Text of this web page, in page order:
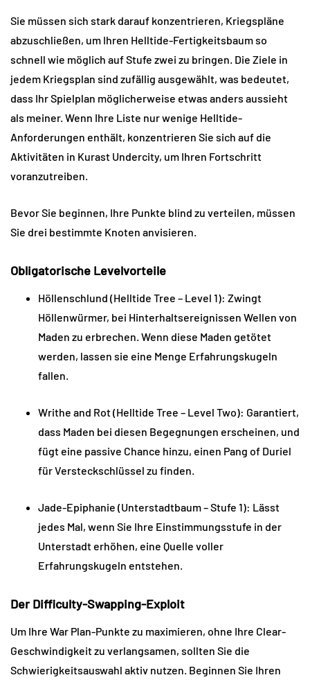
Sie müssen sich stark darauf konzentrieren, Kriegspläne
abzuschließen, um Ihren Helltide-Fertigkeitsbaum so
schnell wie möglich auf Stufe zwei zu bringen. Die Ziele in
jedem Kriegsplan sind zufällig ausgewählt, was bedeutet,
dass Ihr Spielplan möglicherweise etwas anders aussieht
als meiner. Wenn Ihre Liste nur wenige Helltide-
Anforderungen enthält, konzentrieren Sie sich auf die
Aktivitäten in Kurast Undercity, um Ihren Fortschritt
voranzutreiben.
Bevor Sie beginnen, Ihre Punkte blind zu verteilen, müssen
Sie drei bestimmte Knoten anvisieren.
Obligatorische Levelvorteile
Höllenschlund (Helltide Tree – Level 1): Zwingt
Höllenwürmer, bei Hinterhaltsereignissen Wellen von
Maden zu erbrechen. Wenn diese Maden getötet
werden, lassen sie eine Menge Erfahrungskugeln
fallen.
Writhe and Rot (Helltide Tree – Level Two): Garantiert,
dass Maden bei diesen Begegnungen erscheinen, und
fügt eine passive Chance hinzu, einen Pang of Duriel
für Versteckschlüssel zu finden.
Jade-Epiphanie (Unterstadtbaum – Stufe 1): Lässt
jedes Mal, wenn Sie Ihre Einstimmungsstufe in der
Unterstadt erhöhen, eine Quelle voller
Erfahrungskugeln entstehen.
Der Difficulty-Swapping-Exploit
Um Ihre War Plan-Punkte zu maximieren, ohne Ihre Clear-
Geschwindigkeit zu verlangsamen, sollten Sie die
Schwierigkeitsauswahl aktiv nutzen. Beginnen Sie Ihren